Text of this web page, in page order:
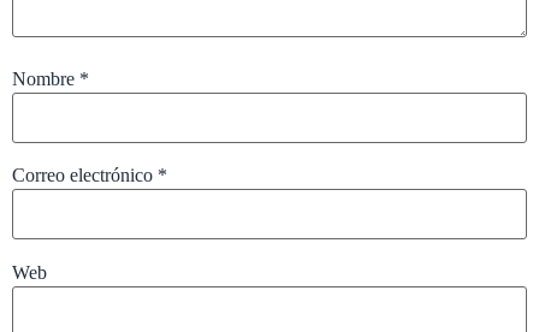
Nombre *
Correo electrónico *
Web